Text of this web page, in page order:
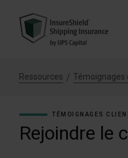
Ressources Témoignages
TÉMOIGNAGES
Rejoindre le